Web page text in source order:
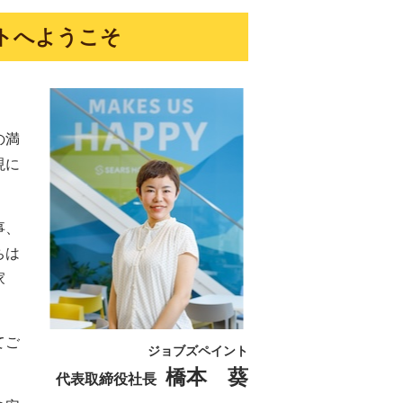
へようこそ
ジョブズペイント
代表取締役社長 橋本 葵
満
に
は
ご